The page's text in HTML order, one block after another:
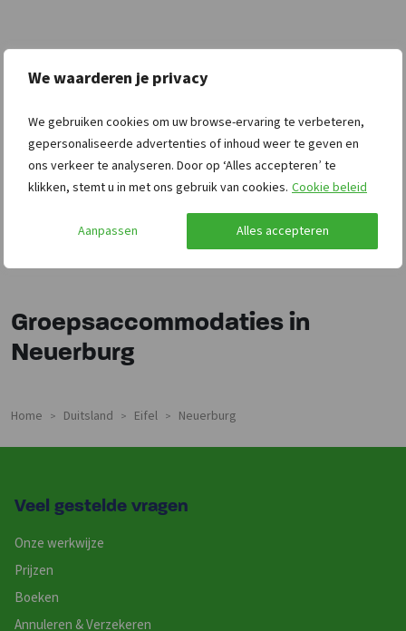
We waarderen je privacy
We gebruiken cookies om uw browse-ervaring te verbeteren,
gepersonaliseerde advertenties of inhoud weer te geven en
ons verkeer te analyseren. Door op ‘Alles accepteren’ te
klikken, stemt u in met ons gebruik van cookies. Cookie beleid
Aanpassen Alles accepteren
Groepsaccommodaties in
Neuerburg
Home > Duitsland > Eifel > Neuerburg
Veel gestelde vragen
Onze werkwijze
Prijzen
Boeken
Annuleren & Verzekeren